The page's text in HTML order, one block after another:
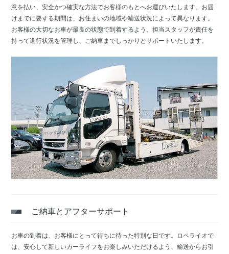
意を払い、安全かつ確実な方法でお客様のもとへお運びいたします。お届
けまでに要する期間は、お住まいの地域や輸送状況によって異なります。
お客様の大切なお車が最良の状態で到着するよう、担当スタッフが責任を
持って進行状況を管理し、ご納車までしっかりとサポートいたします。
ご納車とアフターサポート
お車の到着は、お客様にとって待ちに待った特別な日です。ロペライオで
は、安心して新しいカーライフをお楽しみいただけるよう、輸送からお引